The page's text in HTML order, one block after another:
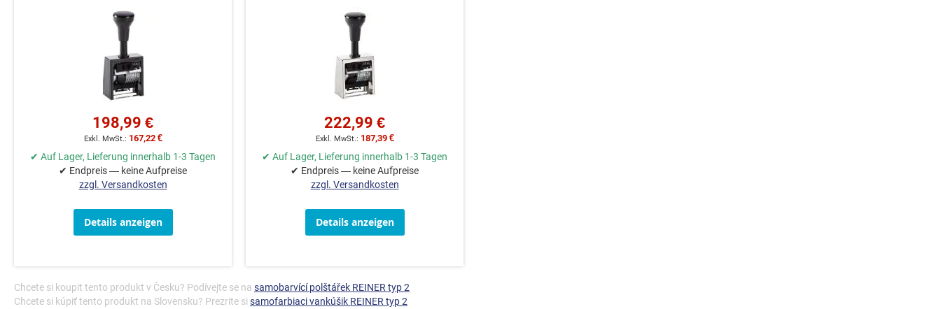
198,99 €
167,22 €
✔ Auf Lager, Lieferung innerhalb 1-3 Tagen
✔ Endpreis — keine Aufpreise
zzgl. Versandkosten
Details anzeigen
222,99 €
187,39 €
✔ Auf Lager, Lieferung innerhalb 1-3 Tagen
✔ Endpreis — keine Aufpreise
zzgl. Versandkosten
Details anzeigen
Chcete si koupit tento produkt v Česku? Podívejte se na samobarvící polštářek REINER typ 2
Chcete si kúpiť tento produkt na Slovensku? Prezrite si samofarbiaci vankúšik REINER typ 2